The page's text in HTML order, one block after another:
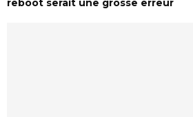
reboot serait une grosse erreur